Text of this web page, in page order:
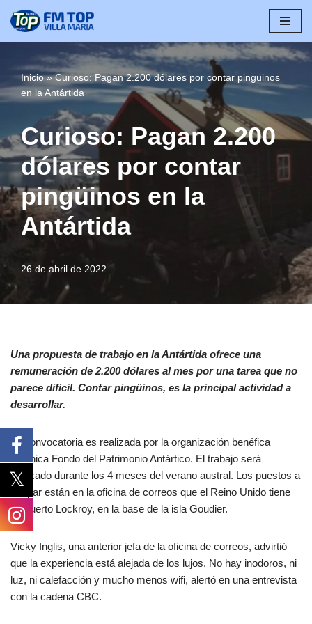
contenido
Inicio»Curioso: Pagan 2.200 dólares por contar pingüinos
en la Antártida
Curioso: Pagan 2.200
dólares por contar
pingüinos en la
Antártida
26 de abril de 2022
Una propuesta de trabajo en la Antártida ofrece una
remuneración de 2.200 dólares al mes por una tarea que no
parece difícil. Contar pingüinos, es la principal actividad a
desarrollar.
La convocatoria es realizada por la organización benéfica
británica Fondo del Patrimonio Antártico. El trabajo será
realizado durante los 4 meses del verano austral. Los puestos a
ocupar están en la oficina de correos que el Reino Unido tiene
en puerto Lockroy, en la base de la isla Goudier.
Vicky Inglis, una anterior jefa de la oficina de correos, advirtió
que la experiencia está alejada de los lujos. No hay inodoros, ni
luz, ni calefacción y mucho menos wifi, alertó en una entrevista
con la cadena CBC.